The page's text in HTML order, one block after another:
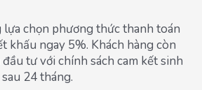
chọn phương thức thanh toán
khấu ngay 5%. Khách hàng còn
tư với chính sách cam kết sinh
24 tháng.